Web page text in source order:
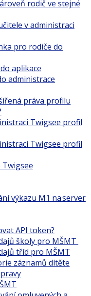
rodič ve stejné
v administraci
pro rodiče do
aplikace
administrace
práva profilu
Twigsee profil
Twigsee profil
Twigsee
výkazu M1 na server
API token?
školy pro MŠMT
tříd pro MŠMT
záznamů dítěte